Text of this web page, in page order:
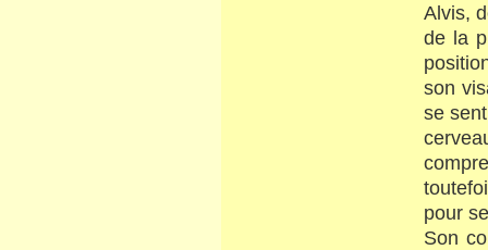
Alvis,
de la
son
se
pour
Son